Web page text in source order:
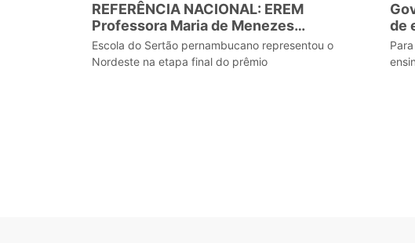
REFERÊNCIA NACIONAL: EREM
Professora Maria de Menezes
Guimarães vence Prêmio Gestão
Escolar 2020
Escola do Sertão pernambucano representou o
Nordeste na etapa final do prêmio
de